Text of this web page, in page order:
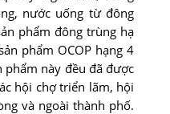
nước uống từ đông
phẩm đông trùng hạ
phẩm OCOP hạng 4
phẩm này đều đã được
hội chợ triển lãm, hội
và ngoài thành phố.